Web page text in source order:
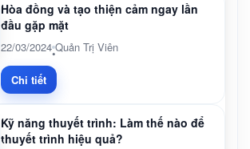
Hòa đồng và tạo thiện cảm ngay lần
đầu gặp mặt
22/03/2024•Quản Trị Viên
Chi tiết
Kỹ năng thuyết trình: Làm thế nào để
thuyết trình hiệu quả?